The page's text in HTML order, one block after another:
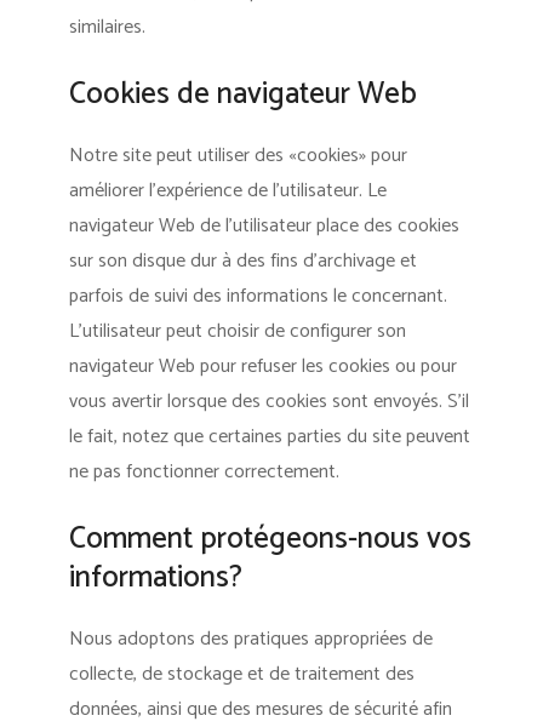
similaires.
Cookies de navigateur Web
Notre site peut utiliser des «cookies» pour
améliorer l’expérience de l’utilisateur. Le
navigateur Web de l’utilisateur place des cookies
sur son disque dur à des fins d’archivage et
parfois de suivi des informations le concernant.
L’utilisateur peut choisir de configurer son
navigateur Web pour refuser les cookies ou pour
vous avertir lorsque des cookies sont envoyés. S’il
le fait, notez que certaines parties du site peuvent
ne pas fonctionner correctement.
Comment protégeons-nous vos
informations?
Nous adoptons des pratiques appropriées de
collecte, de stockage et de traitement des
données, ainsi que des mesures de sécurité afin